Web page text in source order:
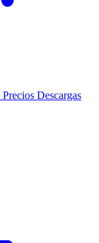
Precios Descargas